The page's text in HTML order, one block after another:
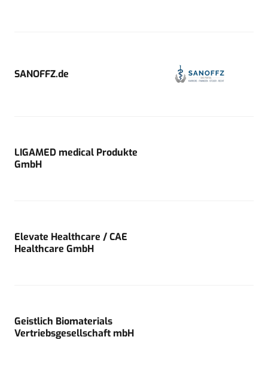
SANOFFZ.de
LIGAMED medical Produkte
GmbH
Elevate Healthcare / CAE
Healthcare GmbH
Geistlich Biomaterials
Vertriebsgesellschaft mbH